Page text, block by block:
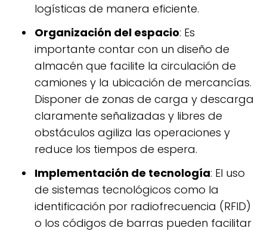
logísticas de manera eficiente.
Organización del espacio: Es
importante contar con un diseño de
almacén que facilite la circulación de
camiones y la ubicación de mercancías.
Disponer de zonas de carga y descarga
claramente señalizadas y libres de
obstáculos agiliza las operaciones y
reduce los tiempos de espera.
Implementación de tecnología: El uso
de sistemas tecnológicos como la
identificación por radiofrecuencia (RFID)
o los códigos de barras pueden facilitar